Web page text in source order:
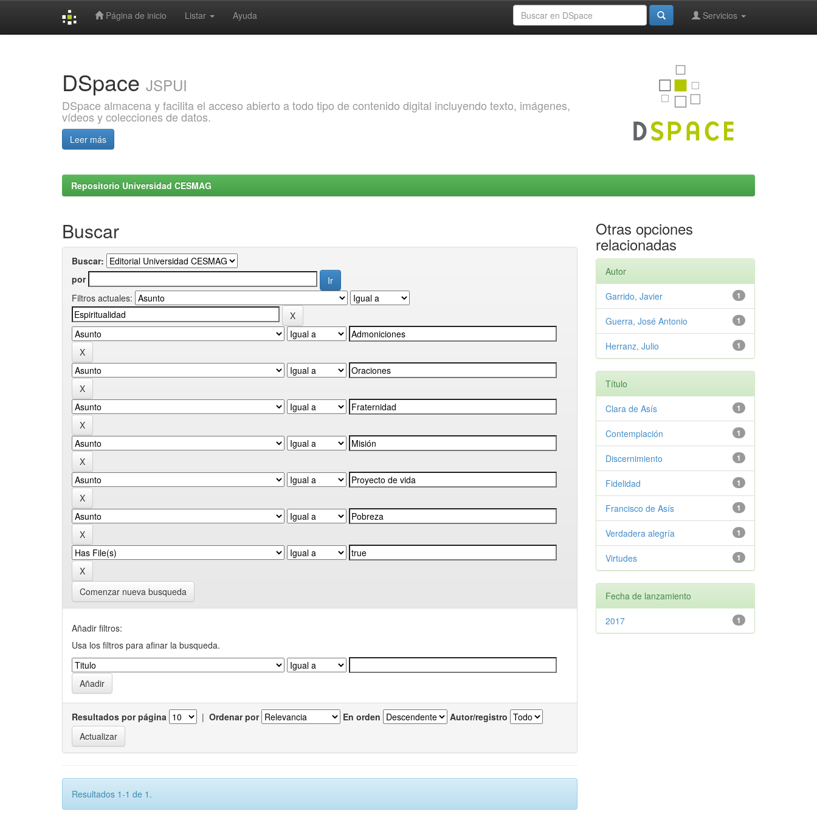
Página de inicio Listar Ayuda Servicios
DSpace JSPUI
DSpace almacena y facilita el acceso abierto a todo tipo de contenido digital incluyendo texto, imágenes,
vídeos y colecciones de datos.
Leer más
Repositorio Universidad CESMAG
Buscar
Buscar:
por
Filtros actuales:
Comenzar nueva busqueda
Añadir filtros:
Usa los filtros para afinar la busqueda.
Resultados por página | Ordenar por En orden Autor/registro
Resultados 1-1 de 1.
Otras opciones
relacionadas
Autor
1
Garrido, Javier
1
Guerra, José Antonio
1
Herranz, Julio
Título
1
Clara de Asís
1
Contemplación
1
Discernimiento
1
Fidelidad
1
Francisco de Asís
1
Verdadera alegría
1
Virtudes
Fecha de lanzamiento
1
2017